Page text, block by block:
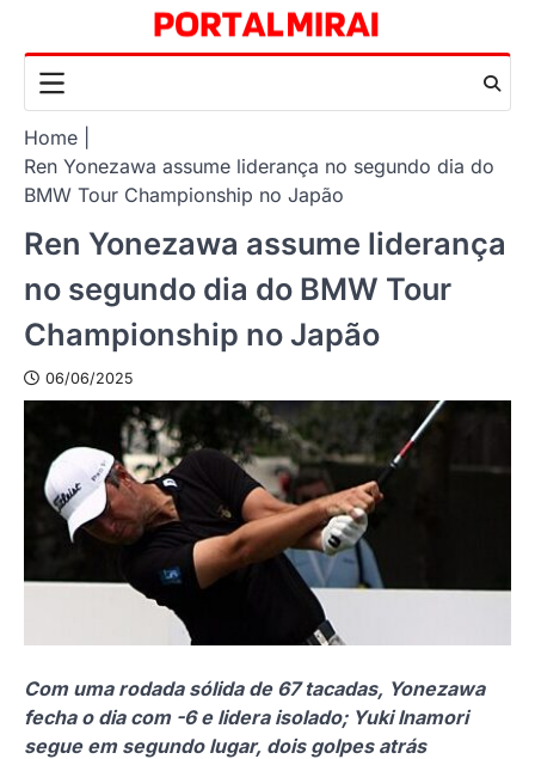
content
Home
Ren Yonezawa assume liderança no segundo dia do
BMW Tour Championship no Japão
Ren Yonezawa assume liderança
no segundo dia do BMW Tour
Championship no Japão
06/06/2025
Com uma rodada sólida de 67 tacadas, Yonezawa
fecha o dia com -6 e lidera isolado; Yuki Inamori
segue em segundo lugar, dois golpes atrás